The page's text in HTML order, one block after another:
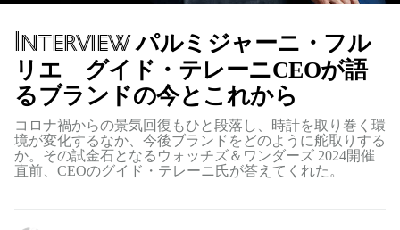
Interviewパルミジャーニ・フル
リエ グイド・テレーニCEOが語
るブランドの今とこれから
コロナ禍からの景気回復もひと段落し、時計を取り巻く環
境が変化するなか、今後ブランドをどのように舵取りする
か。その試金石となるウォッチズ＆ワンダーズ 2024開催
直前、CEOのグイド・テレーニ氏が答えてくれた。